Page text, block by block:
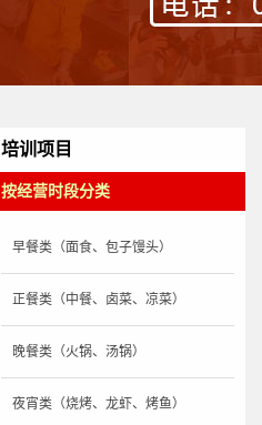
培训项目
按经营时段分类
早餐类（面食、包子馒头）
正餐类（中餐、卤菜、凉菜）
晚餐类（火锅、汤锅）
夜宵类（烧烤、龙虾、烤鱼）